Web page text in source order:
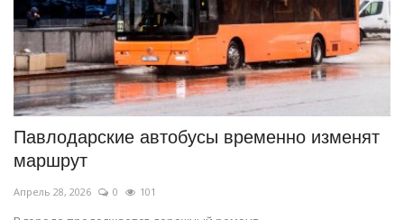
Павлодарские автобусы временно изменят
маршрут
Апрель 28, 2026 0 101